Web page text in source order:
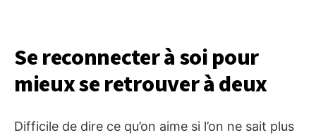
Se reconnecter à soi pour
mieux se retrouver à deux
Difficile de dire ce qu’on aime si l’on ne sait plus